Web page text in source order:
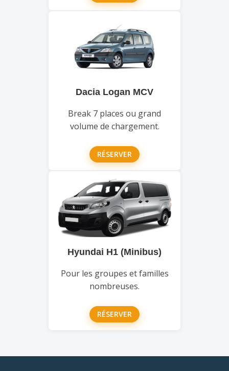
Dacia Logan MCV
Break 7 places ou grand
volume de chargement.
RÉSERVER
Hyundai H1 (Minibus)
Pour les groupes et familles
nombreuses.
RÉSERVER